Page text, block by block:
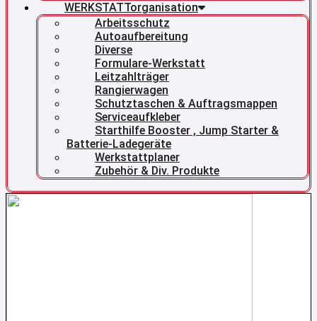
WERKSTATTorganisation
Arbeitsschutz
Autoaufbereitung
Diverse
Formulare-Werkstatt
Leitzahlträger
Rangierwagen
Schutztaschen & Auftragsmappen
Serviceaufkleber
Starthilfe Booster , Jump Starter &
Batterie-Ladegeräte
Werkstattplaner
Zubehör & Div. Produkte